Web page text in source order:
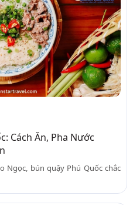
Cách Ăn, Pha Nước
Ngọc, bún quậy Phú Quốc chắc